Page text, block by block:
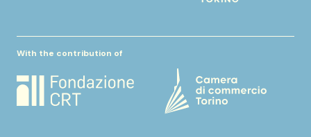
With the contribution of